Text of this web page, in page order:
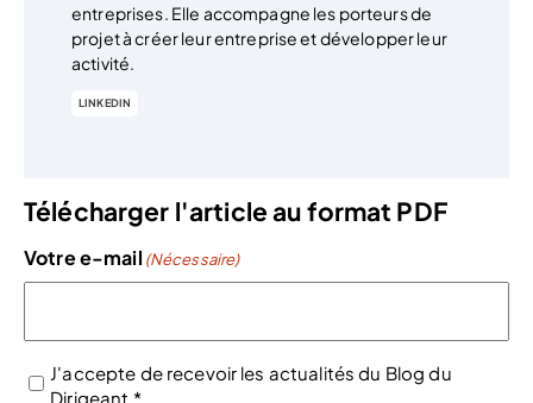
entreprises. Elle accompagne les porteurs de
projet à créer leur entreprise et développer leur
activité.
LINKEDIN
Télécharger l'article au format PDF
Votre e-mail (Nécessaire)
(Nécessaire)
J'accepte de recevoir les actualités du Blog du
Dirigeant *